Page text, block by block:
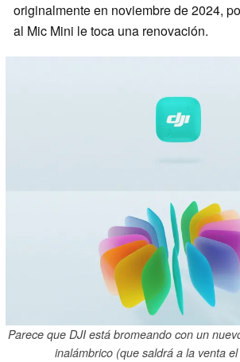
originalmente en noviembre de 2024,
al Mic Mini le toca una renovación.
Parece que DJI está bromeando con un
inalámbrico (que saldrá a la venta